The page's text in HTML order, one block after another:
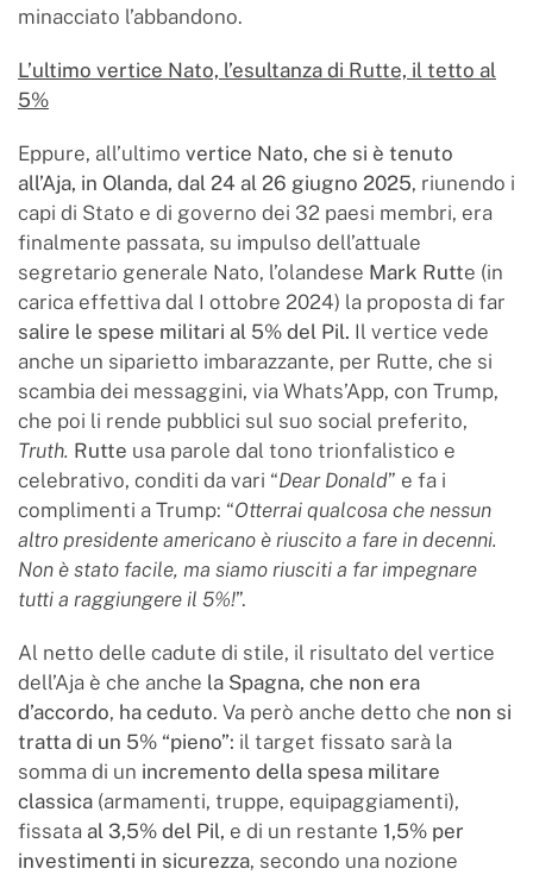
minacciato l’abbandono.
L’ultimo vertice Nato, l’esultanza di Rutte, il tetto al
5%
Eppure, all’ultimo vertice Nato, che si è tenuto
all’Aja, in Olanda, dal 24 al 26 giugno 2025, riunendo i
capi di Stato e di governo dei 32 paesi membri, era
finalmente passata, su impulso dell’attuale
segretario generale Nato, l’olandese Mark Rutte (in
carica effettiva dal I ottobre 2024) la proposta di far
salire le spese militari al 5% del Pil. Il vertice vede
anche un siparietto imbarazzante, per Rutte, che si
scambia dei messaggini, via Whats’App, con Trump,
che poi li rende pubblici sul suo social preferito,
Truth. Rutte usa parole dal tono trionfalistico e
celebrativo, conditi da vari “Dear Donald” e fa i
complimenti a Trump: “Otterrai qualcosa che nessun
altro presidente americano è riuscito a fare in decenni.
Non è stato facile, ma siamo riusciti a far impegnare
tutti a raggiungere il 5%!”.
Al netto delle cadute di stile, il risultato del vertice
dell’Aja è che anche la Spagna, che non era
d’accordo, ha ceduto. Va però anche detto che non si
tratta di un 5% “pieno”: il target fissato sarà la
somma di un incremento della spesa militare
classica (armamenti, truppe, equipaggiamenti),
fissata al 3,5% del Pil, e di un restante 1,5% per
investimenti in sicurezza, secondo una nozione